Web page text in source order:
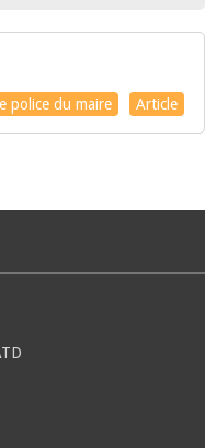
police du maire Article